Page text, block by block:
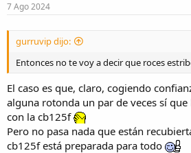
7 Ago 2024
gurruvip dijo:
Entonces no te voy a decir que roces
El caso es que, claro, cogiendo
alguna rotonda un par de veces sí
con la cb125f
Pero no pasa nada que están
cb125f está preparada para todo